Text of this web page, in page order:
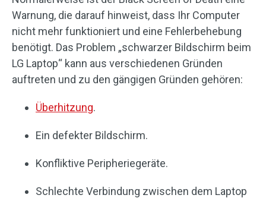
Warnung, die darauf hinweist, dass Ihr Computer
nicht mehr funktioniert und eine Fehlerbehebung
benötigt. Das Problem „schwarzer Bildschirm beim
LG Laptop“ kann aus verschiedenen Gründen
auftreten und zu den gängigen Gründen gehören:
Überhitzung.
Ein defekter Bildschirm.
Konfliktive Peripheriegeräte.
Schlechte Verbindung zwischen dem Laptop